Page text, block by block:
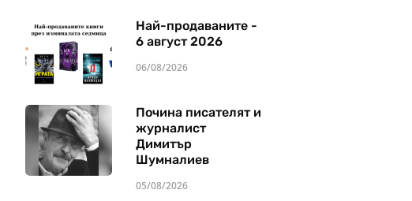
Най-продаваните -
6 август 2026
06/08/2026
Почина писателят и
журналист
Димитър
Шумналиев
05/08/2026